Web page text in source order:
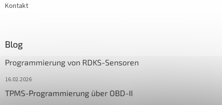
Kontakt
Blog
Programmierung von RDKS-Sensoren
16.02.2026
TPMS-Programmierung über OBD-II